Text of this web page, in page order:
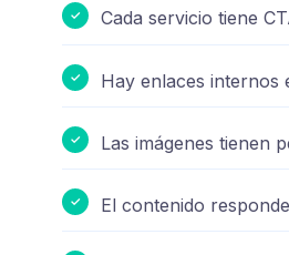
Cada servicio tiene
Hay enlaces internos
Las imágenes tienen
El contenido